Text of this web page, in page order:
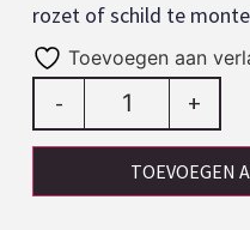
rozet of schild te
Toevoegen aan
- +
TOEVOEGEN